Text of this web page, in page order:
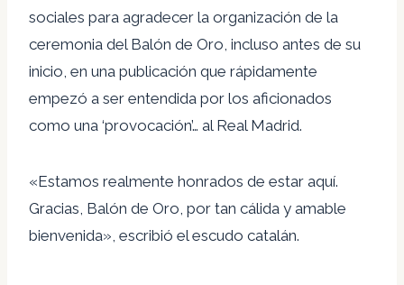
sociales para agradecer la organización de la
ceremonia del Balón de Oro, incluso antes de su
inicio, en una publicación que rápidamente
empezó a ser entendida por los aficionados
como una ‘provocación’… al Real Madrid.
«Estamos realmente honrados de estar aquí.
Gracias, Balón de Oro, por tan cálida y amable
bienvenida», escribió el escudo catalán.